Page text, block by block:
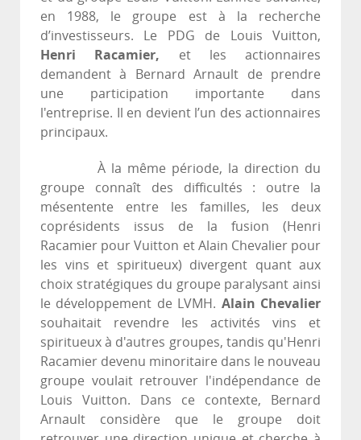
en 1988, le groupe est à la recherche
d’investisseurs. Le PDG de Louis Vuitton,
Henri Racamier, et les actionnaires
demandent à Bernard Arnault de prendre
une participation importante dans
l'entreprise. Il en devient l’un des actionnaires
principaux.
À la même période, la direction du
groupe connaît des difficultés : outre la
mésentente entre les familles, les deux
coprésidents issus de la fusion (Henri
Racamier pour Vuitton et Alain Chevalier pour
les vins et spiritueux) divergent quant aux
choix stratégiques du groupe paralysant ainsi
le développement de LVMH. Alain Chevalier
souhaitait revendre les activités vins et
spiritueux à d'autres groupes, tandis qu'Henri
Racamier devenu minoritaire dans le nouveau
groupe voulait retrouver l'indépendance de
Louis Vuitton. Dans ce contexte, Bernard
Arnault considère que le groupe doit